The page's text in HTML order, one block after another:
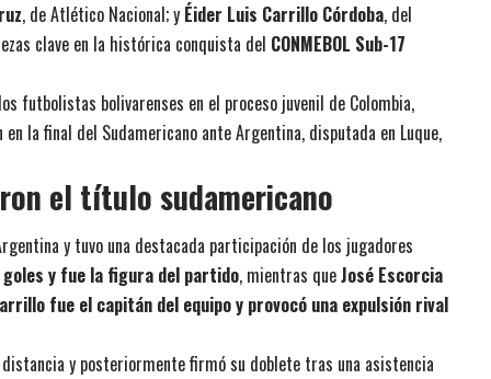
, de Atlético Nacional; y Éider Luis Carrillo Córdoba, del
clave en la histórica conquista del CONMEBOL Sub-17
futbolistas bolivarenses en el proceso juvenil de Colombia,
la final del Sudamericano ante Argentina, disputada en Luque,
el título sudamericano
y tuvo una destacada participación de los jugadores
y fue la figura del partido, mientras queJosé Escorcia
fue el capitán del equipo y provocó una expulsión rival
y posteriormente firmó su doblete tras una asistencia